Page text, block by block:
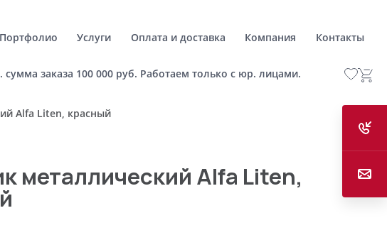
Портфолио Услуги Оплата и доставка Компания Контакты
сумма заказа 100 000 руб. Работаем только с юр. лицами.
Alfa Liten, красный
металлический Alfa Liten,